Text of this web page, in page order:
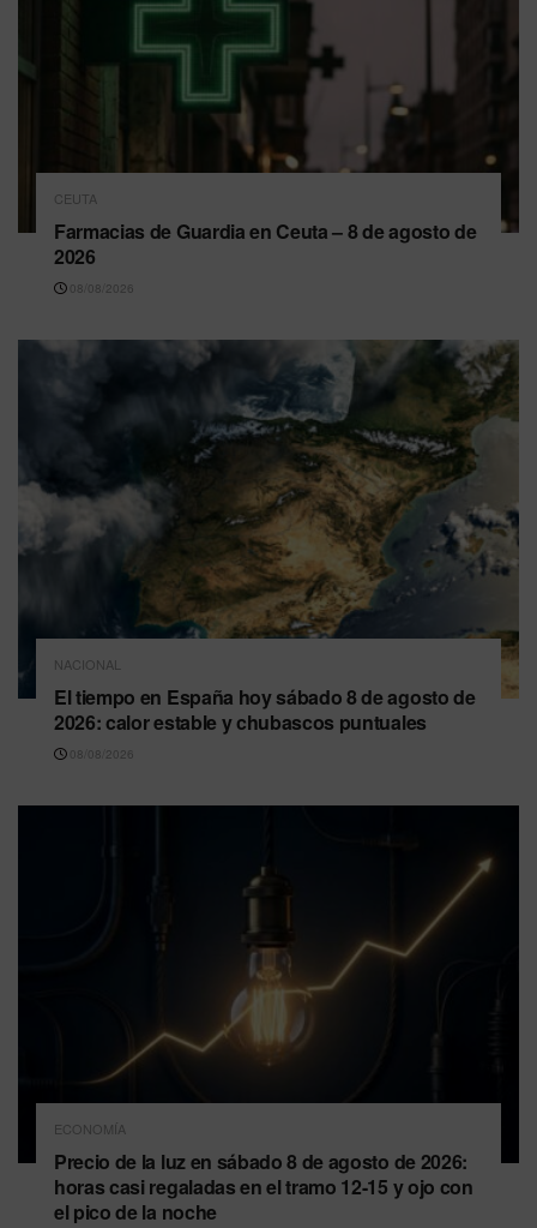
CEUTA
Farmacias de Guardia en Ceuta – 8 de agosto de
2026
08/08/2026
NACIONAL
El tiempo en España hoy sábado 8 de agosto de
2026: calor estable y chubascos puntuales
08/08/2026
ECONOMÍA
Precio de la luz en sábado 8 de agosto de 2026:
horas casi regaladas en el tramo 12-15 y ojo con
el pico de la noche